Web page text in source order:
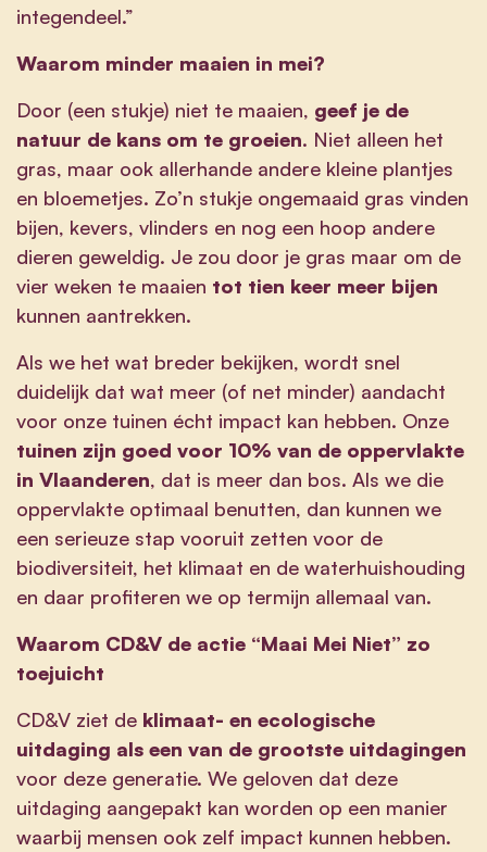
integendeel.”
Waarom minder maaien in mei?
Door (een stukje) niet te maaien, geef je de
natuur de kans om te groeien. Niet alleen het
gras, maar ook allerhande andere kleine plantjes
en bloemetjes. Zo’n stukje ongemaaid gras vinden
bijen, kevers, vlinders en nog een hoop andere
dieren geweldig. Je zou door je gras maar om de
vier weken te maaien tot tien keer meer bijen
kunnen aantrekken.
Als we het wat breder bekijken, wordt snel
duidelijk dat wat meer (of net minder) aandacht
voor onze tuinen écht impact kan hebben. Onze
tuinen zijn goed voor 10% van de oppervlakte
in Vlaanderen, dat is meer dan bos. Als we die
oppervlakte optimaal benutten, dan kunnen we
een serieuze stap vooruit zetten voor de
biodiversiteit, het klimaat en de waterhuishouding
en daar profiteren we op termijn allemaal van.
Waarom CD&V de actie “Maai Mei Niet” zo
toejuicht
CD&V ziet de klimaat- en ecologische
uitdaging als een van de grootste uitdagingen
voor deze generatie. We geloven dat deze
uitdaging aangepakt kan worden op een manier
waarbij mensen ook zelf impact kunnen hebben.